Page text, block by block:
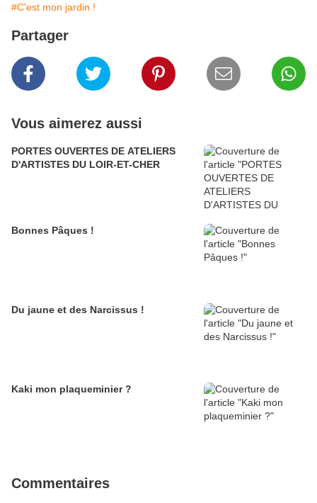
#C'est mon jardin !
Partager
Vous aimerez aussi
PORTES OUVERTES DE ATELIERS
D'ARTISTES DU LOIR-ET-CHER
Bonnes Pâques !
Du jaune et des Narcissus !
Kaki mon plaqueminier ?
Commentaires